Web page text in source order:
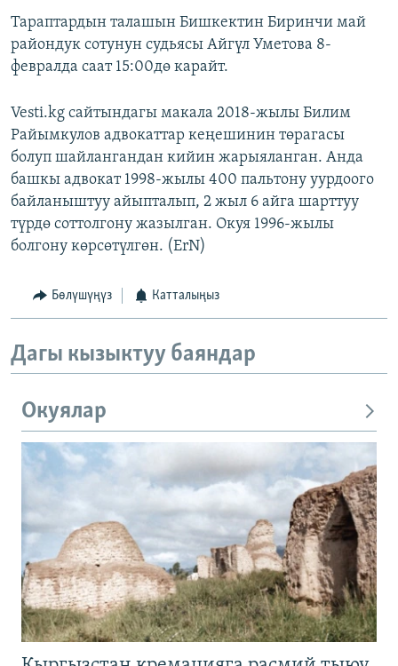
Тараптардын талашын Бишкектин Биринчи май
райондук сотунун судьясы Айгүл Уметова 8-
февралда саат 15:00дө карайт.
Vesti.kg сайтындагы макала 2018-жылы Билим
Райымкулов адвокаттар кеңешинин төрагасы
болуп шайлангандан кийин жарыяланган. Анда
башкы адвокат 1998-жылы 400 пальтону уурдоого
байланыштуу айыпталып, 2 жыл 6 айга шарттуу
түрдө соттолгону жазылган. Окуя 1996-жылы
болгону көрсөтүлгөн. (ErN)
Бөлүшүңүз Катталыңыз
Дагы кызыктуу баяндар
Окуялар